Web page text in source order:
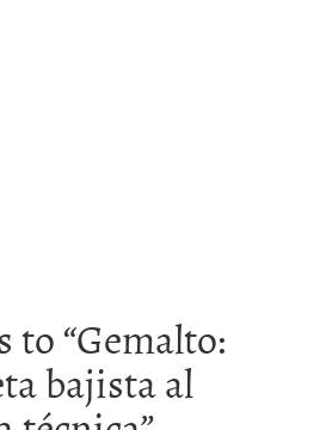
to “Gemalto:
bajista al